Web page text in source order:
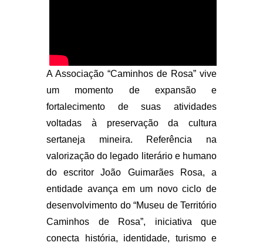
A Associação “Caminhos de Rosa” vive
um momento de expansão e
fortalecimento de suas atividades
voltadas à preservação da cultura
sertaneja mineira. Referência na
valorização do legado literário e humano
do escritor João Guimarães Rosa, a
entidade avança em um novo ciclo de
desenvolvimento do “Museu de Território
Caminhos de Rosa”, iniciativa que
conecta história, identidade, turismo e